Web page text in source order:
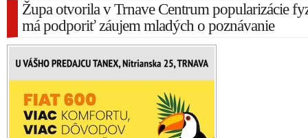
Župa otvorila v Trnave Centrum popularizácie
má podporiť záujem mladých o poznávanie